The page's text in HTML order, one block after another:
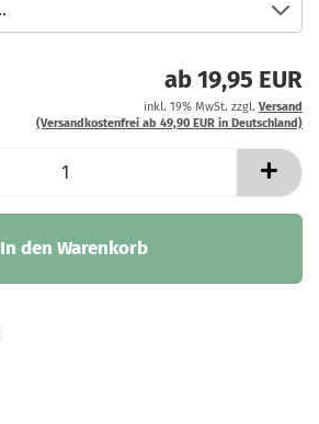
ab 19,95 EUR
inkl. 19% MwSt. zzgl. Versand
(Versandkostenfrei ab 49,90 EUR in Deutschland)
In den Warenkorb